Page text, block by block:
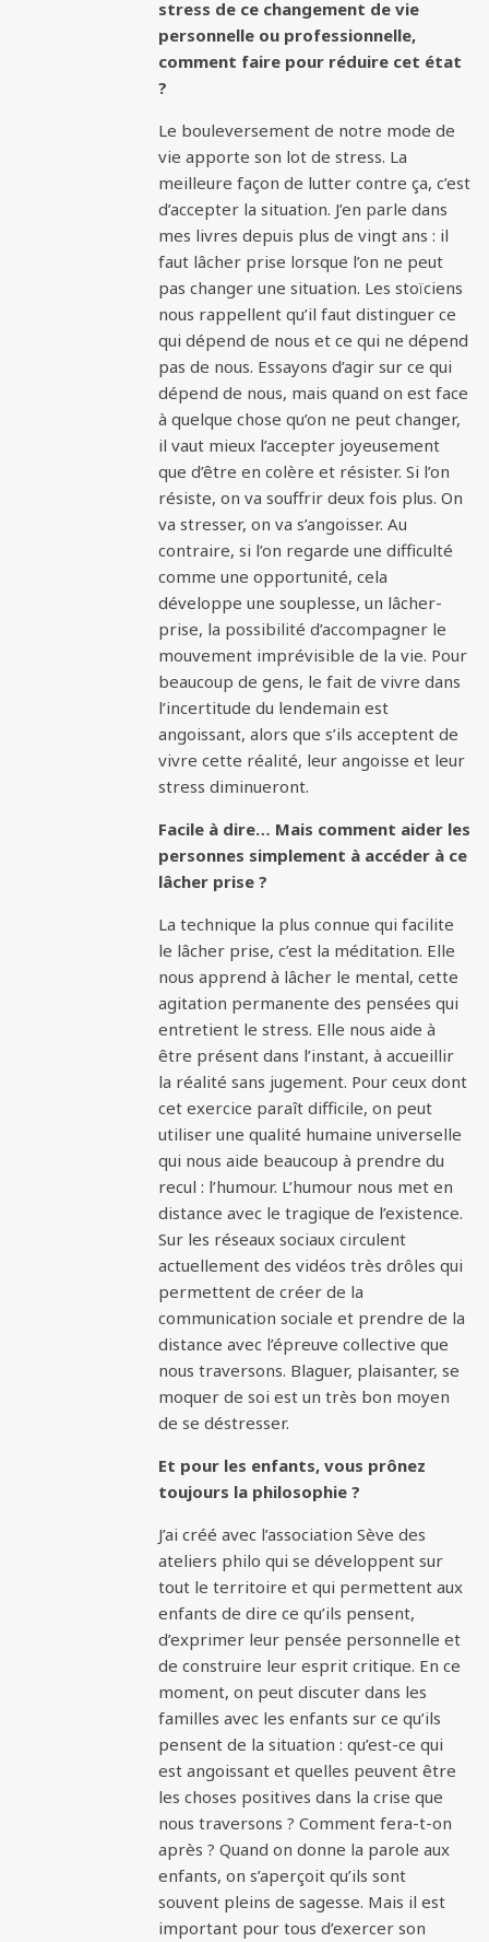
stress de ce changement de vie
personnelle ou professionnelle,
comment faire pour réduire cet état
?
Le bouleversement de notre mode de
vie apporte son lot de stress. La
meilleure façon de lutter contre ça, c’est
d’accepter la situation. J’en parle dans
mes livres depuis plus de vingt ans : il
faut lâcher prise lorsque l’on ne peut
pas changer une situation. Les stoïciens
nous rappellent qu’il faut distinguer ce
qui dépend de nous et ce qui ne dépend
pas de nous. Essayons d’agir sur ce qui
dépend de nous, mais quand on est face
à quelque chose qu’on ne peut changer,
il vaut mieux l’accepter joyeusement
que d’être en colère et résister. Si l’on
résiste, on va souffrir deux fois plus. On
va stresser, on va s’angoisser. Au
contraire, si l’on regarde une difficulté
comme une opportunité, cela
développe une souplesse, un lâcher-
prise, la possibilité d’accompagner le
mouvement imprévisible de la vie. Pour
beaucoup de gens, le fait de vivre dans
l’incertitude du lendemain est
angoissant, alors que s’ils acceptent de
vivre cette réalité, leur angoisse et leur
stress diminueront.
Facile à dire… Mais comment aider les
personnes simplement à accéder à ce
lâcher prise ?
La technique la plus connue qui facilite
le lâcher prise, c’est la méditation. Elle
nous apprend à lâcher le mental, cette
agitation permanente des pensées qui
entretient le stress. Elle nous aide à
être présent dans l’instant, à accueillir
la réalité sans jugement. Pour ceux dont
cet exercice paraît difficile, on peut
utiliser une qualité humaine universelle
qui nous aide beaucoup à prendre du
recul : l’humour. L’humour nous met en
distance avec le tragique de l’existence.
Sur les réseaux sociaux circulent
actuellement des vidéos très drôles qui
permettent de créer de la
communication sociale et prendre de la
distance avec l’épreuve collective que
nous traversons. Blaguer, plaisanter, se
moquer de soi est un très bon moyen
de se déstresser.
Et pour les enfants, vous prônez
toujours la philosophie ?
J’ai créé avec l’association Sève des
ateliers philo qui se développent sur
tout le territoire et qui permettent aux
enfants de dire ce qu’ils pensent,
d’exprimer leur pensée personnelle et
de construire leur esprit critique. En ce
moment, on peut discuter dans les
familles avec les enfants sur ce qu’ils
pensent de la situation : qu’est-ce qui
est angoissant et quelles peuvent être
les choses positives dans la crise que
nous traversons ? Comment fera-t-on
après ? Quand on donne la parole aux
enfants, on s’aperçoit qu’ils sont
souvent pleins de sagesse. Mais il est
important pour tous d’exercer son